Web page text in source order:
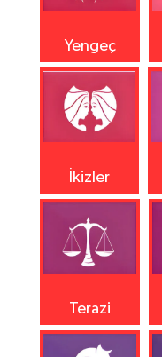
Yengeç
İkizler
Terazi